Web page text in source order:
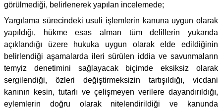
görülmediği, belirlenerek yapılan incelemede;
Yargılama sürecindeki usuli işlemlerin kanuna uygun olarak
yapıldığı, hükme esas alman tüm delillerin yukarıda
açıklandığı üzere hukuka uygun olarak elde edildiğinin
belirlendiği aşamalarda ileri sürülen iddia ve savunmaların
temyiz denetimini sağlayacak biçimde eksiksiz olarak
sergilendiği, özleri değiştirmeksizin tartışıldığı, vicdani
kanının kesin, tutarlı ve çelişmeyen verilere dayandırıldığı,
eylemlerin doğru olarak nitelendirildiği ve kanunda